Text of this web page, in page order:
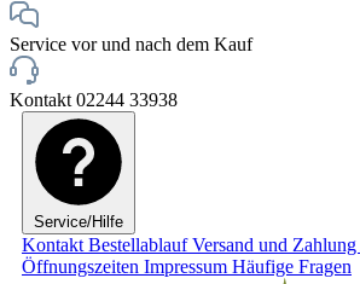
Service vor und nach dem Kauf
Kontakt 02244 33938
Service/Hilfe
Kontakt BestellablaufVersand und Zahlung
Öffnungszeiten Impressum Häufige Fragen